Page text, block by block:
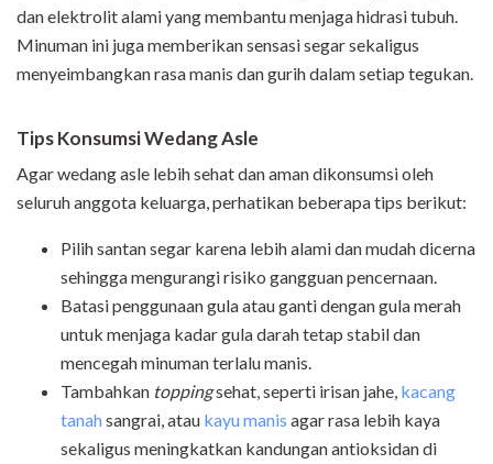
dan elektrolit alami yang membantu menjaga hidrasi tubuh.
Minuman ini juga memberikan sensasi segar sekaligus
menyeimbangkan rasa manis dan gurih dalam setiap tegukan.
Tips Konsumsi Wedang Asle
Agar wedang asle lebih sehat dan aman dikonsumsi oleh
seluruh anggota keluarga, perhatikan beberapa tips berikut:
Pilih santan segar karena lebih alami dan mudah dicerna
sehingga mengurangi risiko gangguan pencernaan.
Batasi penggunaan gula atau ganti dengan gula merah
untuk menjaga kadar gula darah tetap stabil dan
mencegah minuman terlalu manis.
Tambahkan toppingsehat, seperti irisan jahe, kacang
tanahsangrai, atau kayu manis agar rasa lebih kaya
sekaligus meningkatkan kandungan antioksidan di